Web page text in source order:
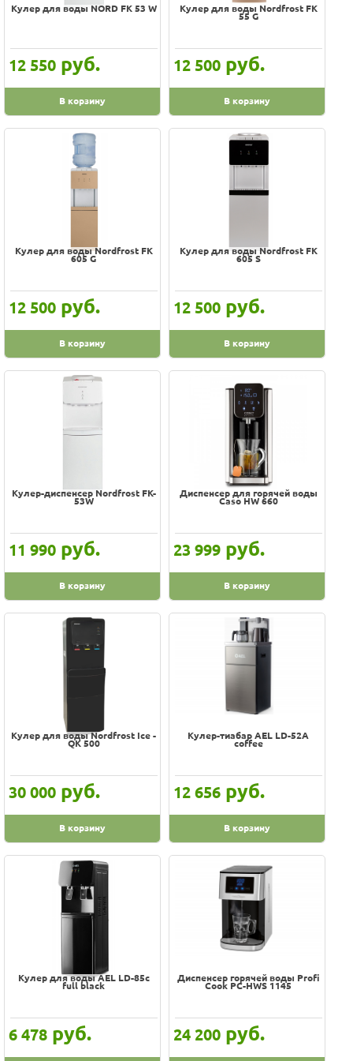
Кулер для воды NORD FK 53 W
12 550 руб.
В корзину
Кулер для воды Nordfrost FK
55 G
12 500 руб.
В корзину
Кулер для воды Nordfrost FK
605 G
12 500 руб.
В корзину
Кулер для воды Nordfrost FK
605 S
12 500 руб.
В корзину
Кулер-диспенсер Nordfrost FK-
53W
11 990 руб.
В корзину
Диспенсер для горячей воды
Caso HW 660
23 999 руб.
В корзину
Кулер для воды Nordfrost Ice -
QK 500
30 000 руб.
В корзину
Кулер-тиабар AEL LD-52A
coffee
12 656 руб.
В корзину
Кулер для воды AEL LD-85c
full black
6 478 руб.
Диспенсер горячей воды Profi
Cook PC-HWS 1145
24 200 руб.